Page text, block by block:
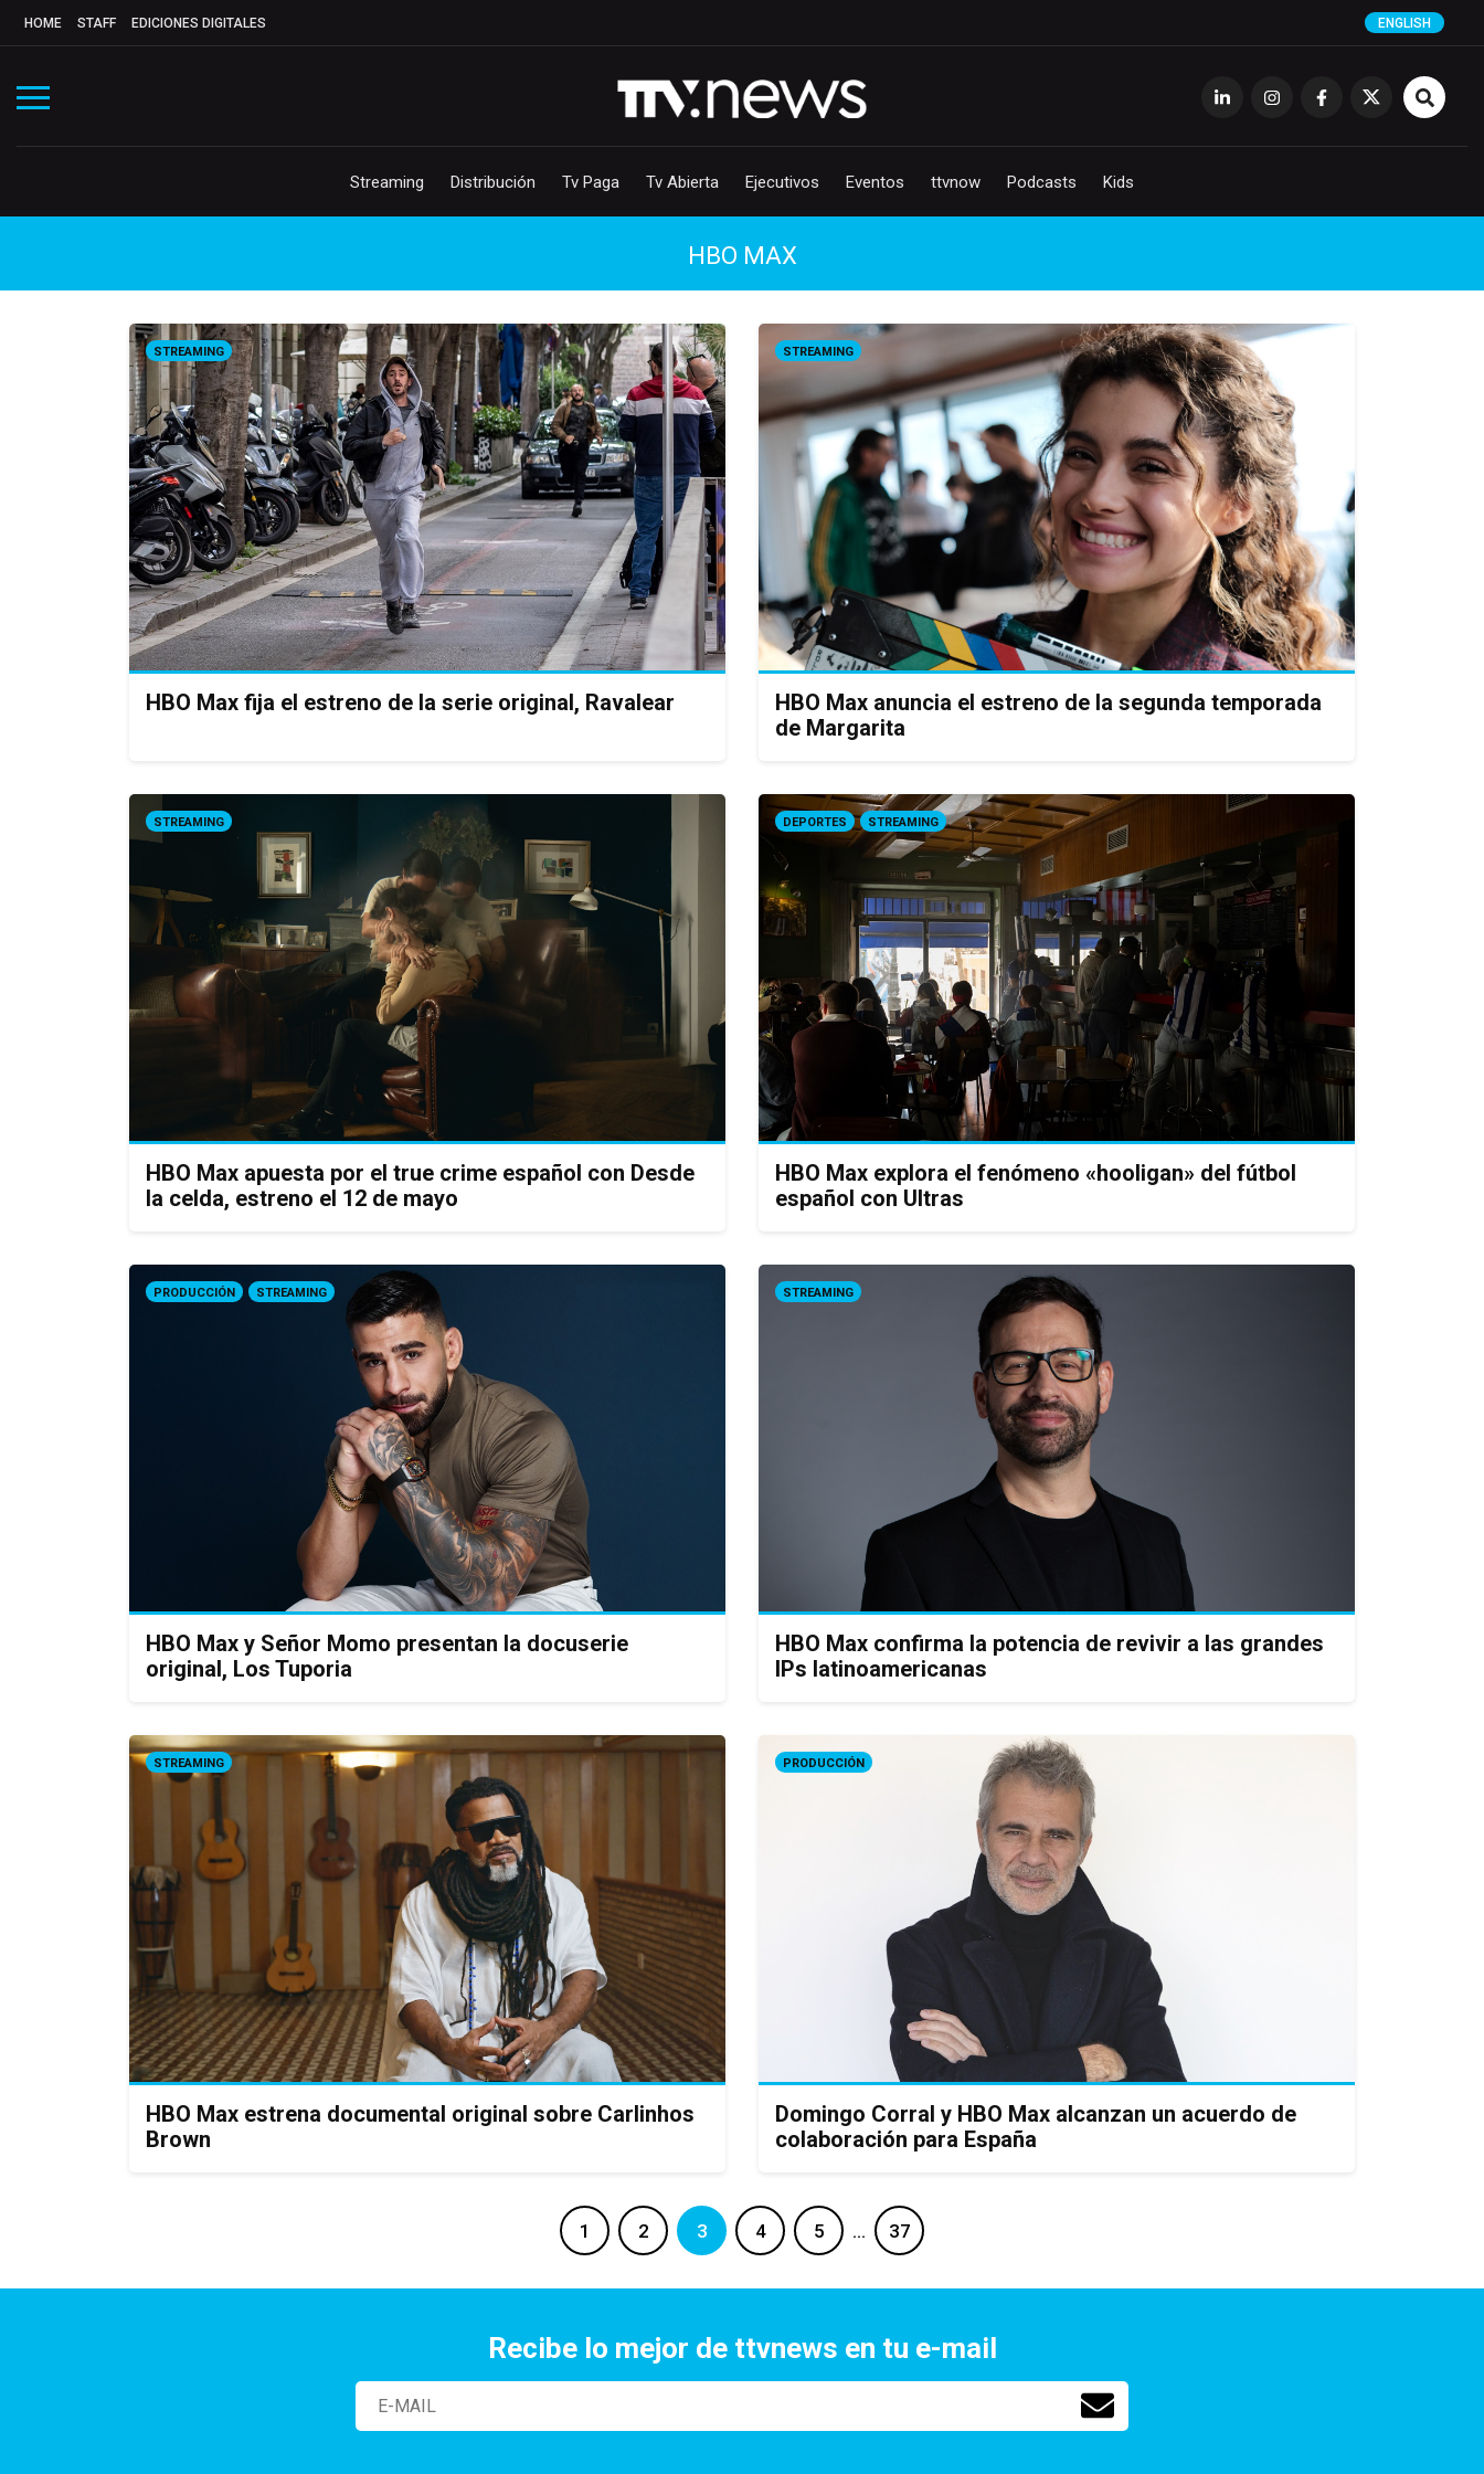
HOME STAFF EDICIONES DIGITALES ENGLISH
Streaming Distribución Tv Paga Tv Abierta Ejecutivos Eventos ttvnow Podcasts Kids
HBO MAX
STREAMING
HBO Max fija el estreno de la serie original, Ravalear
STREAMING
HBO Max anuncia el estreno de la segunda temporada
de Margarita
STREAMING
HBO Max apuesta por el true crime español con Desde
la celda, estreno el 12 de mayo
DEPORTES STREAMING
HBO Max explora el fenómeno «hooligan» del fútbol
español con Ultras
PRODUCCIÓN STREAMING
HBO Max y Señor Momo presentan la docuserie
original, Los Tuporia
STREAMING
HBO Max confirma la potencia de revivir a las grandes
IPs latinoamericanas
STREAMING
HBO Max estrena documental original sobre Carlinhos
Brown
PRODUCCIÓN
Domingo Corral y HBO Max alcanzan un acuerdo de
colaboración para España
1 2 3 4 5 … 37
Recibe lo mejor de ttvnews en tu e-mail